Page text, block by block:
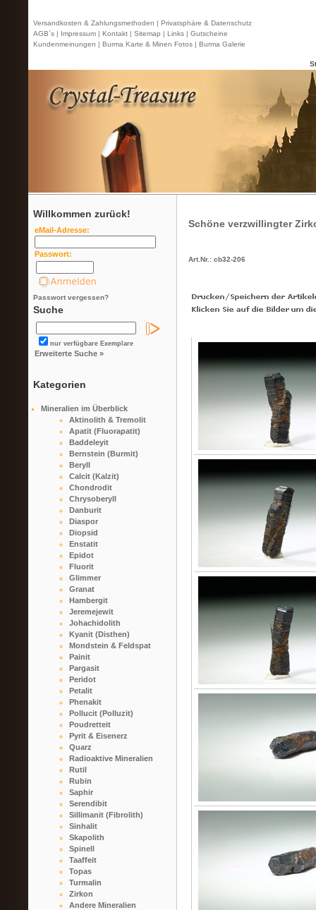
Versandkosten & Zahlungsmethoden | Privatsphäre & Datenschutz
AGB`s | Impressum | Kontakt | Sitemap | Links | Gutscheine
Kundenmeinungen | Burma Karte & Minen Fotos | Burma Galerie
Willkommen zurück!
eMail-Adresse:
Passwort:
Passwort vergessen?
Suche
nur verfügbare Exemplare
Erweiterte Suche »
Kategorien
Mineralien im Überblick
Aktinolith & Tremolit
Apatit (Fluorapatit)
Baddeleyit
Bernstein (Burmit)
Beryll
Calcit (Kalzit)
Chondrodit
Chrysoberyll
Danburit
Diaspor
Diopsid
Enstatit
Epidot
Fluorit
Glimmer
Granat
Hambergit
Jeremejewit
Johachidolith
Kyanit (Disthen)
Mondstein & Feldspat
Painit
Pargasit
Peridot
Petalit
Phenakit
Pollucit (Polluzit)
Poudretteit
Pyrit & Eisenerz
Quarz
Radioaktive Mineralien
Rutil
Rubin
Saphir
Serendibit
Sillimanit (Fibrolith)
Sinhalit
Skapolith
Spinell
Taaffeit
Topas
Turmalin
Zirkon
Andere Mineralien
Schöne verzwillingter
Art.Nr.: cb32-206